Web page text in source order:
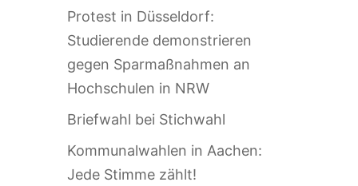
Protest in Düsseldorf:
Studierende demonstrieren
gegen Sparmaßnahmen an
Hochschulen in NRW
Briefwahl bei Stichwahl
Kommunalwahlen in Aachen:
Jede Stimme zählt!